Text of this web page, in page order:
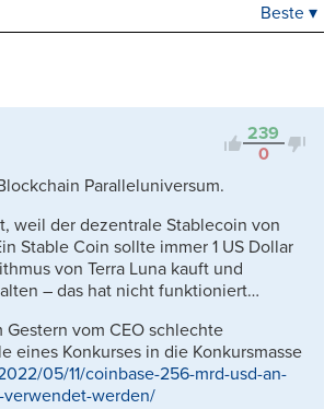
Kontrovers
Beste ▾
239
0
Paralleluniversum.
weil der dezentrale Stablecoin von
Stable Coin sollte immer 1 US Dollar
von Terra Luna kauft und
– das hat nicht funktioniert…
vom CEO schlechte
eines Konkurses in die Konkursmasse
05/11/coinbase-256-mrd-usd-an-
werden/